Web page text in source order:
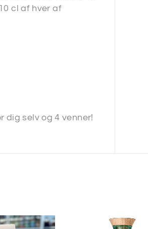
cl af hver af
dig selv og 4 venner!